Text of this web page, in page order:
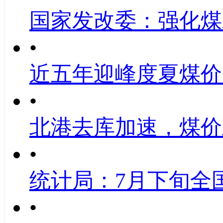
国家发改委：强化
•
近五年迎峰度夏煤
•
北港去库加速，煤
•
统计局：7月下旬全
•